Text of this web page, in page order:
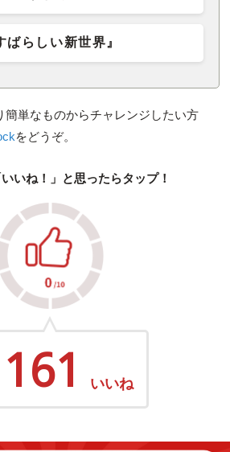
ばらしい新世界』
簡単なものからチャレンジしたい方
をどうぞ。
いね！」と思ったらタップ！
161 いいね